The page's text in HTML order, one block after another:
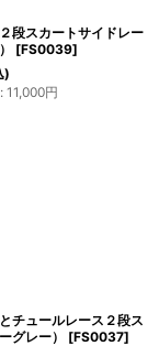
段スカートサイドレー
[FS0039]
)
: 11,000円
チュールレース２段ス
グレー）
[FS0037]